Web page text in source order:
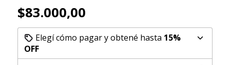
$83.000,00
Elegí cómo pagar y obtené hasta 15%
OFF